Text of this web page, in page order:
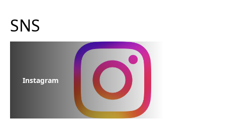
SNS
Instagram